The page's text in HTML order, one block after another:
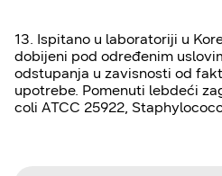
13. Ispitano u laboratoriji u
dobijeni pod određenim
odstupanja u zavisnosti od
upotrebe. Pomenuti lebdeći
coli ATCC 25922,